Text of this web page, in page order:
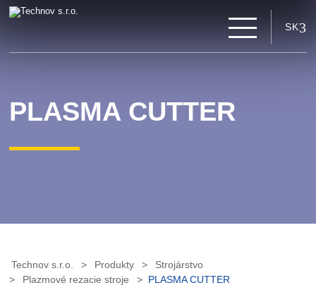
SK
PLASMA CUTTER
Technov s.r.o. Produkty
Strojárstvo
Plazmové rezacie stroje
PLASMA CUTTER